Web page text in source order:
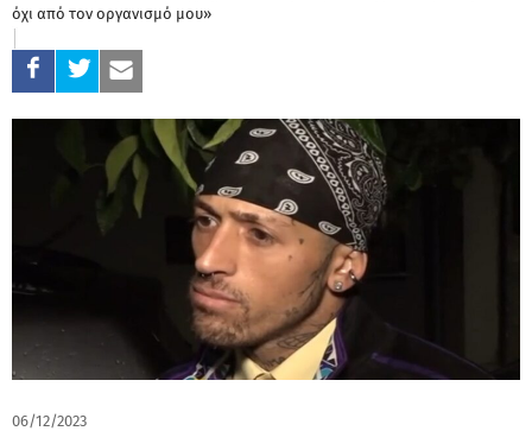
όχι από τον οργανισμό μου»
06/12/2023